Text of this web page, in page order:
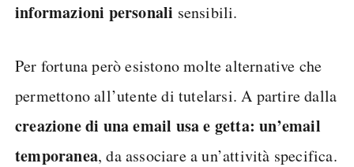
informazioni personali sensibili.
Per fortuna però esistono molte alternative che
permettono all’utente di tutelarsi. A partire dalla
creazione di una email usa e getta: un’email
temporanea, da associare a un’attività specifica.